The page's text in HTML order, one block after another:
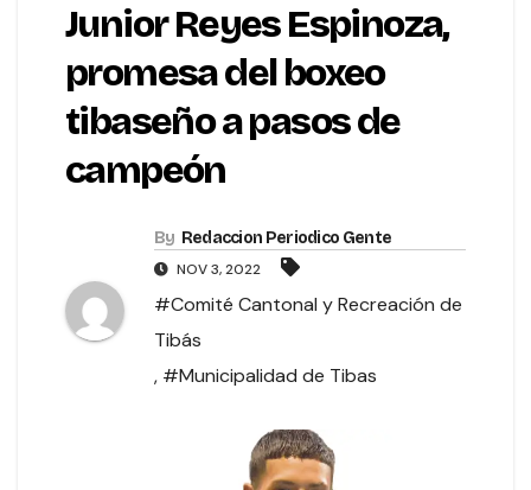
Junior Reyes Espinoza,
promesa del boxeo
tibaseño a pasos de
campeón
By Redaccion Periodico Gente
NOV 3, 2022
#Comité Cantonal y Recreación de
Tibás
, #Municipalidad de Tibas